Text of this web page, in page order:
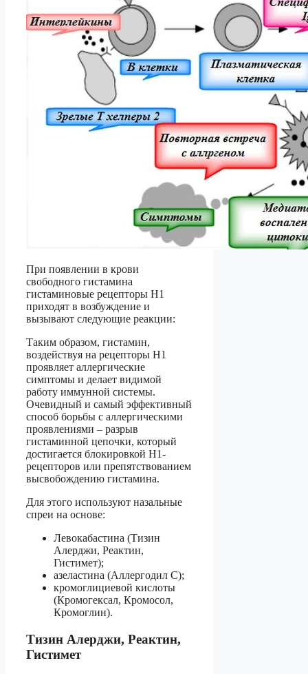
При появлении в крови
свободного гистамина
гистаминовые рецепторы Н1
приходят в возбуждение и
вызывают следующие реакции:
Таким образом, гистамин,
воздействуя на рецепторы Н1
проявляет аллергические
симптомы и делает видимой
работу иммунной системы.
Очевидный и самый эффективный
способ борьбы с аллергическими
проявлениями – разрыв
гистаминной цепочки, который
достигается блокировкой Н1-
рецепторов или препятствованием
высвобождению гистамина.
Для этого используют назальные
спреи на основе:
Левокабастина (Тизин
Алерджи, Реактин,
Гистимет);
азеластина (Аллергодил С);
кромоглициевой кислоты
(Кромогексал, Кромосол,
Кромоглин).
Тизин Алерджи, Реактин,
Гистимет